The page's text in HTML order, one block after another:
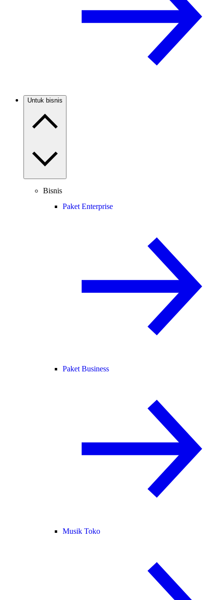
Untuk bisnis
Bisnis
Paket Enterprise
Paket Business
Musik Toko